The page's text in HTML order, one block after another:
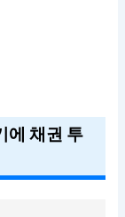
에 채권 투